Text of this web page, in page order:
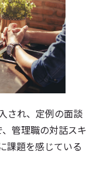
され、定例の面談
管理職の対話スキ
課題を感じている